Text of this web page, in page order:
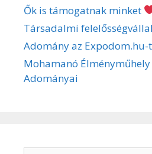
Ők is támogatnak minket
Társadalmi
Adomány az Expodom.hu-
Mohamanó
Adományai